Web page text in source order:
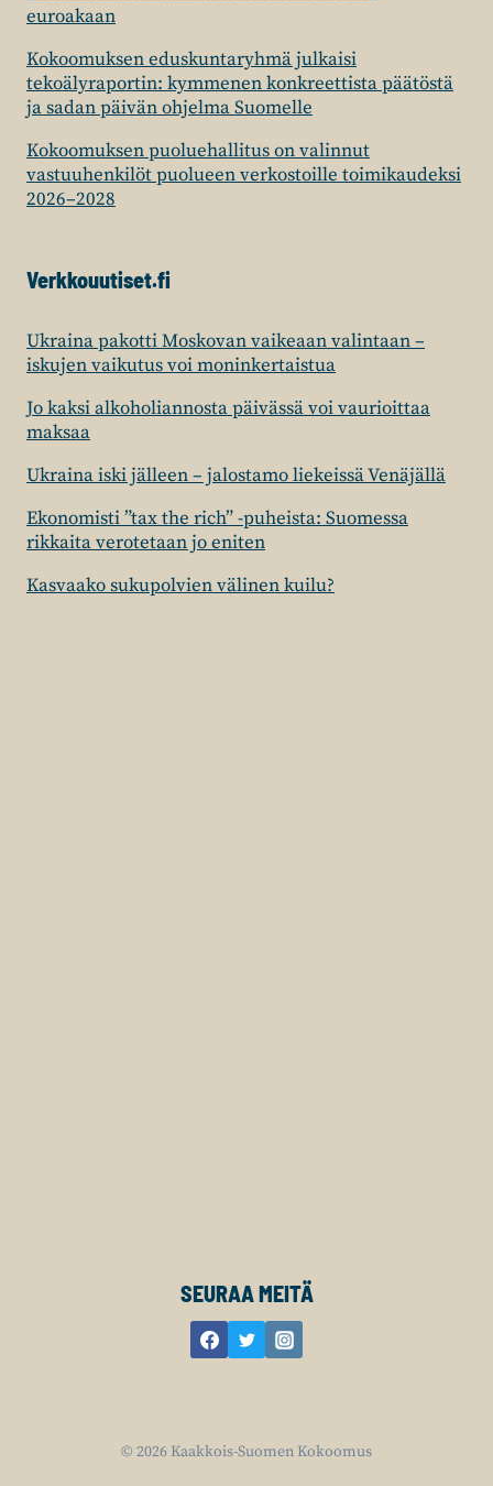
euroakaan
Kokoomuksen eduskuntaryhmä julkaisi
tekoälyraportin: kymmenen konkreettista päätöstä
ja sadan päivän ohjelma Suomelle
Kokoomuksen puoluehallitus on valinnut
vastuuhenkilöt puolueen verkostoille toimikaudeksi
2026–2028
Verkkouutiset.fi
Ukraina pakotti Moskovan vaikeaan valintaan –
iskujen vaikutus voi moninkertaistua
Jo kaksi alkoholiannosta päivässä voi vaurioittaa
maksaa
Ukraina iski jälleen – jalostamo liekeissä Venäjällä
Ekonomisti ”tax the rich” -puheista: Suomessa
rikkaita verotetaan jo eniten
Kasvaako sukupolvien välinen kuilu?
SEURAA MEITÄ
© 2026 Kaakkois-Suomen Kokoomus